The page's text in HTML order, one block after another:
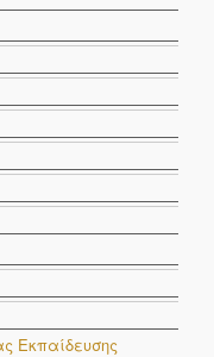
Εκπαίδευσης